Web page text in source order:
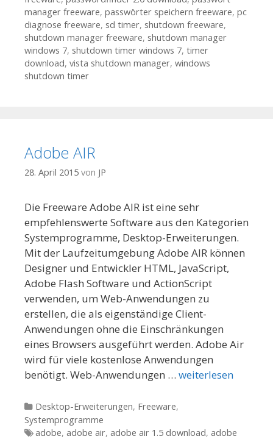
manager freeware, passwörter speichern freeware, pc
diagnose freeware, sd timer, shutdown freeware,
shutdown manager freeware, shutdown manager
windows 7, shutdown timer windows 7, timer
download, vista shutdown manager, windows
shutdown timer
Adobe AIR
28. April 2015 von JP
Die Freeware Adobe AIR ist eine sehr
empfehlenswerte Software aus den Kategorien
Systemprogramme, Desktop-Erweiterungen.
Mit der Laufzeitumgebung Adobe AIR können
Designer und Entwickler HTML, JavaScript,
Adobe Flash Software und ActionScript
verwenden, um Web-Anwendungen zu
erstellen, die als eigenständige Client-
Anwendungen ohne die Einschränkungen
eines Browsers ausgeführt werden. Adobe Air
wird für viele kostenlose Anwendungen
benötigt. Web-Anwendungen … weiterlesen
Kategorien
Desktop-Erweiterungen, Freeware,
Systemprogramme
Tags
adobe, adobe air, adobe air 1.5 download, adobe